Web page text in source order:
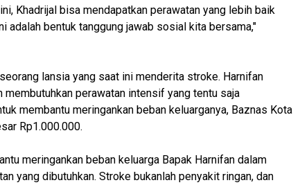
Khadrijal bisa mendapatkan perawatan yang lebih baik
adalah bentuk tanggung jawab sosial kita bersama,"
lansia yang saat ini menderita stroke. Harnifan
perawatan intensif yang tentu saja
membantu meringankan beban keluarganya, Baznas Kota
Rp1.000.000.
meringankan beban keluarga Bapak Harnifan dalam
yang dibutuhkan. Stroke bukanlah penyakit ringan, dan